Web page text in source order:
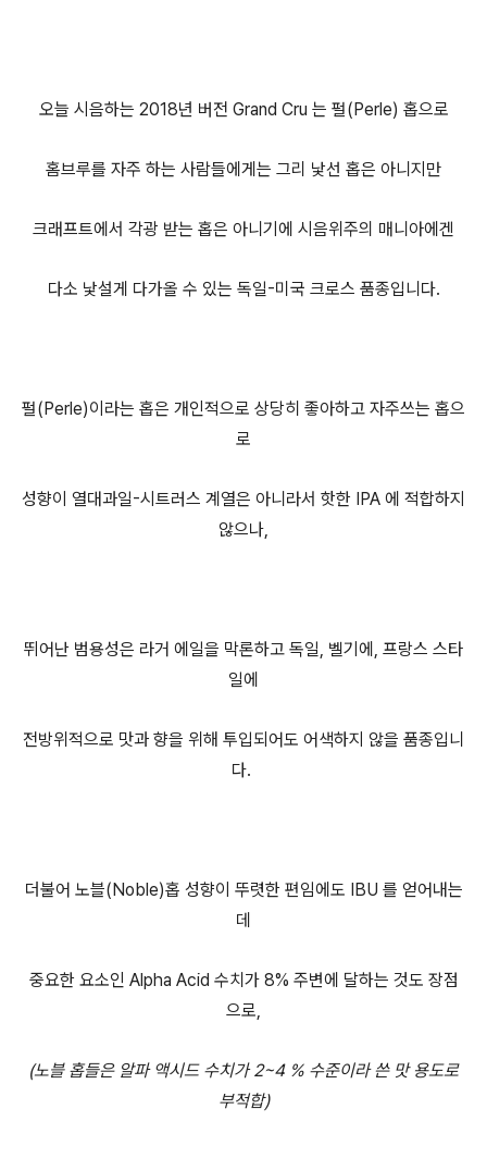
오늘 시음하는 2018년 버전 Grand Cru 는 펄(Perle) 홉으로
홈브루를 자주 하는 사람들에게는 그리 낯선 홉은 아니지만
크래프트에서 각광 받는 홉은 아니기에 시음위주의 매니아에겐
다소 낯설게 다가올 수 있는 독일-미국 크로스 품종입니다.
펄(Perle)이라는 홉은 개인적으로 상당히 좋아하고 자주쓰는 홉으
로
성향이 열대과일-시트러스 계열은 아니라서 핫한 IPA 에 적합하지
않으나,
뛰어난 범용성은 라거 에일을 막론하고 독일, 벨기에, 프랑스 스타
일에
전방위적으로 맛과 향을 위해 투입되어도 어색하지 않을 품종입니
다.
더불어 노블(Noble)홉 성향이 뚜렷한 편임에도 IBU 를 얻어내는
데
중요한 요소인 Alpha Acid 수치가 8% 주변에 달하는 것도 장점
으로,
(노블 홉들은 알파 액시드 수치가 2~4 % 수준이라 쓴 맛 용도로
부적합)